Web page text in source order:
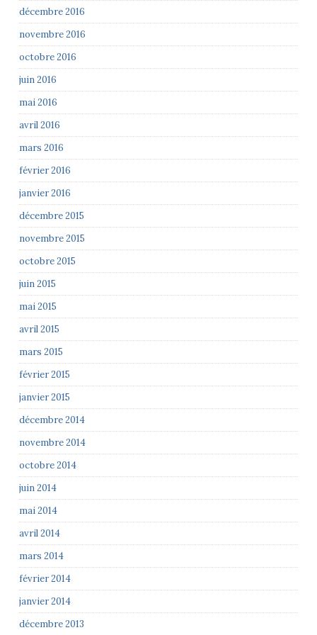
décembre 2016
novembre 2016
octobre 2016
juin 2016
mai 2016
avril 2016
mars 2016
février 2016
janvier 2016
décembre 2015
novembre 2015
octobre 2015
juin 2015
mai 2015
avril 2015
mars 2015
février 2015
janvier 2015
décembre 2014
novembre 2014
octobre 2014
juin 2014
mai 2014
avril 2014
mars 2014
février 2014
janvier 2014
décembre 2013